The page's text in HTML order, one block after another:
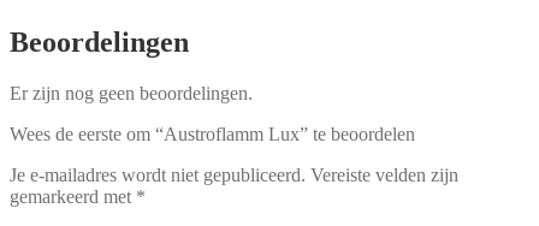
Beoordelingen
Er zijn nog geen beoordelingen.
Wees de eerste om “Austroflamm Lux” te beoordelen
Je e-mailadres wordt niet gepubliceerd. Vereiste velden zijn
gemarkeerd met *